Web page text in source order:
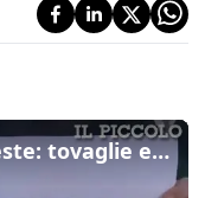
La protesta della Fipe a Trieste: tovaglie e posate sul selciato di piazza Unità